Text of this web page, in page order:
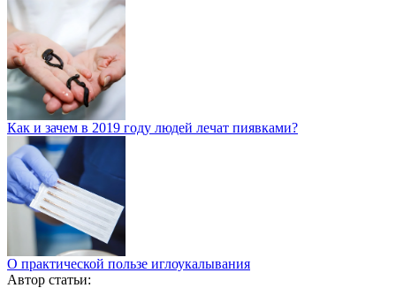
Как и зачем в 2019 году людей лечат пиявками?
О практической пользе иглоукалывания
Автор статьи: